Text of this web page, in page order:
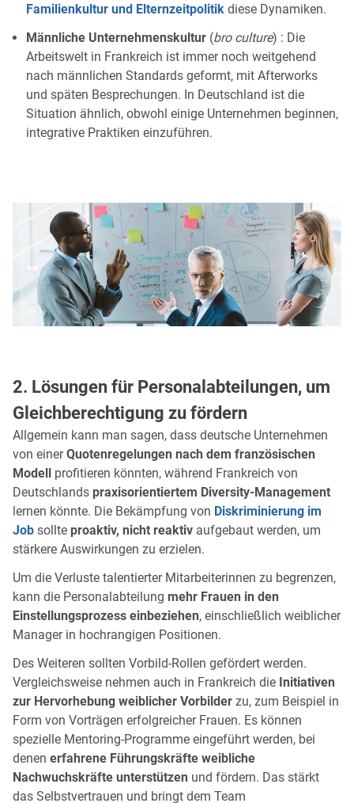
Familienkultur und Elternzeitpolitik diese Dynamiken.
Männliche Unternehmenskultur (bro culture) : Die
Arbeitswelt in Frankreich ist immer noch weitgehend
nach männlichen Standards geformt, mit Afterworks
und späten Besprechungen. In Deutschland ist die
Situation ähnlich, obwohl einige Unternehmen beginnen,
integrative Praktiken einzuführen.
2. Lösungen für Personalabteilungen, um
Gleichberechtigung zu fördern
Allgemein kann man sagen, dass deutsche Unternehmen
von einerQuotenregelungen nach dem französischen
Modell profitieren könnten, während Frankreich von
Deutschlands praxisorientiertem Diversity-Management
lernen könnte. Die Bekämpfung von Diskriminierung im
Job sollte proaktiv, nicht reaktiv aufgebaut werden, um
stärkere Auswirkungen zu erzielen.
Um die Verluste talentierter Mitarbeiterinnen zu begrenzen,
kann die Personalabteilung mehr Frauen in den
Einstellungsprozess einbeziehen, einschließlich weiblicher
Manager in hochrangigen Positionen.
Des Weiteren sollten Vorbild-Rollen gefördert werden.
Vergleichsweise nehmen auch in Frankreich die Initiativen
zur Hervorhebung weiblicher Vorbilder zu, zum Beispiel in
Form von Vorträgen erfolgreicher Frauen. Es können
spezielle Mentoring-Programme eingeführt werden, bei
denen erfahrene Führungskräfte weibliche
Nachwuchskräfte unterstützen und fördern. Das stärkt
das Selbstvertrauen und bringt dem Team